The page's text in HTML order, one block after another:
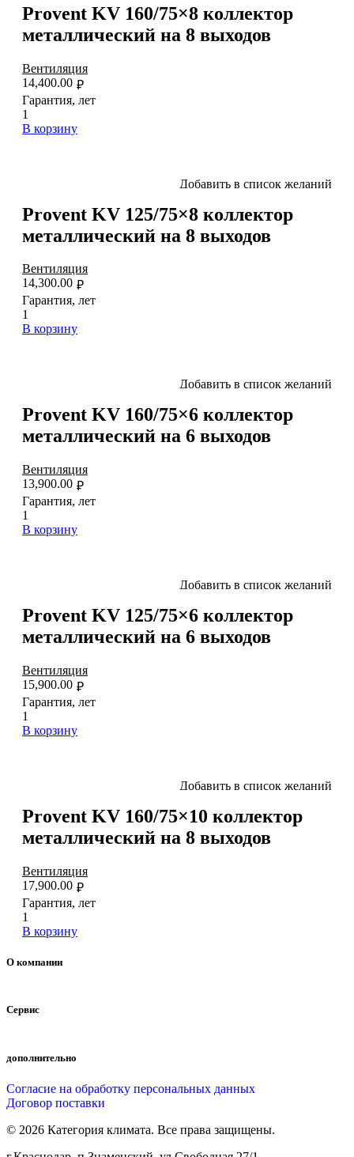
Provent KV 160/75×8 коллектор
металлический на 8 выходов
Вентиляция
₽
14,400.00
Гарантия, лет
1
В корзину
Добавить в список желаний
Provent KV 125/75×8 коллектор
металлический на 8 выходов
Вентиляция
₽
14,300.00
Гарантия, лет
1
В корзину
Добавить в список желаний
Provent KV 160/75×6 коллектор
металлический на 6 выходов
Вентиляция
₽
13,900.00
Гарантия, лет
1
В корзину
Добавить в список желаний
Provent KV 125/75×6 коллектор
металлический на 6 выходов
Вентиляция
₽
15,900.00
Гарантия, лет
1
В корзину
Добавить в список желаний
Provent KV 160/75×10 коллектор
металлический на 8 выходов
Вентиляция
₽
17,900.00
Гарантия, лет
1
В корзину
О компании
Сервис
дополнительно
Согласие на обработку персональных данных
Договор поставки
© 2026 Категория климата. Все права защищены.